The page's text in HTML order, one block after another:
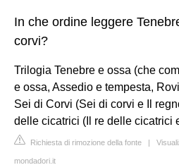
In che ordine leggere
corvi?
Trilogia Tenebre e ossa (che
e ossa, Assedio e tempesta,
Sei di Corvi (Sei di corvi e Il
delle cicatrici (Il re delle cicatrici
Richiesta di rimozione della fonte |
mondadori.it